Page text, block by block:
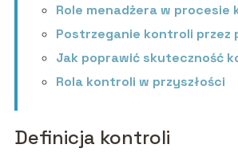
Role menadżera w procesie
Postrzeganie kontroli przez
Jak poprawić skuteczność
Rola kontroli w przyszłości
Definicja kontroli